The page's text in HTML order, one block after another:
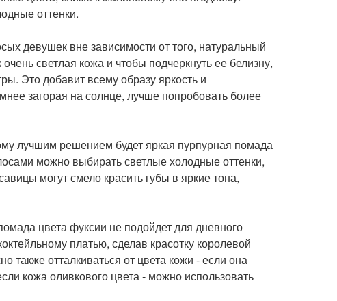
оттенки.
девушек вне зависимости от того, натуральный
светлая кожа и чтобы подчеркнуть ее белизну,
Это добавит всему образу яркость и
загорая на солнце, лучше попробовать более
лучшим решением будет яркая пурпурная помада
можно выбирать светлые холодные оттенки,
могут смело красить губы в яркие тона,
цвета фуксии не подойдет для дневного
платью, сделав красотку королевой
отталкиваться от цвета кожи - если она
кожа оливкового цвета - можно использовать